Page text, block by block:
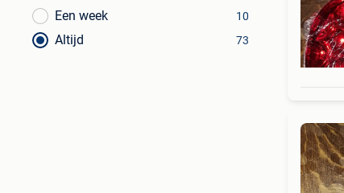
Een week 10
Altijd 73